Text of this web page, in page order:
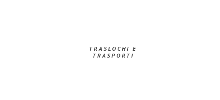
TRASLOCHI E
TRASPORTI​